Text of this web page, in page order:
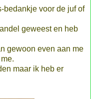
bedankje voor de juf of
geweest en heb
gewoon even aan me
maar ik heb er